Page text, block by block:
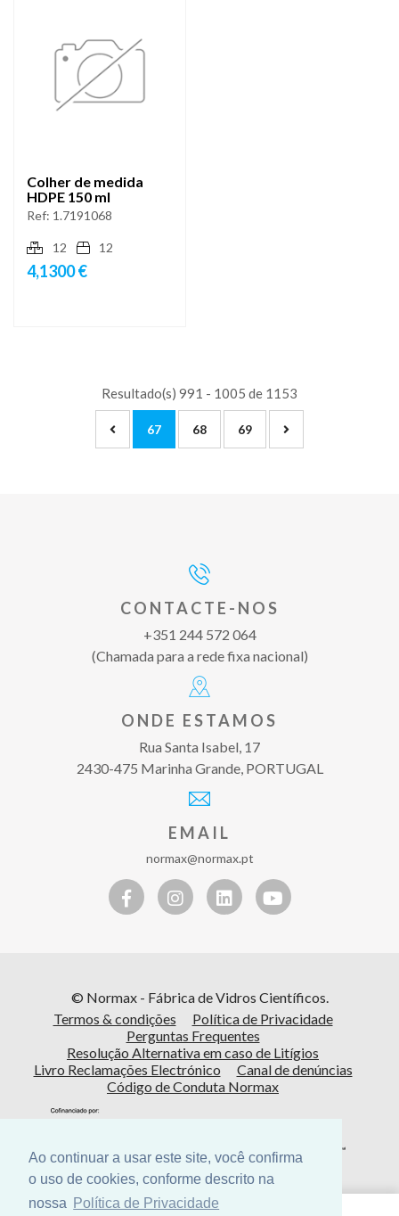
Ao continuar a usar este site, você confirma
o uso de cookies, conforme descrito na
nossa
Política de Privacidade
Colher de medida
HDPE 150 ml
Ref: 1.7191068
12 12
4,1300 €
Resultado(s) 991 - 1005 de 1153
67 68 69
CONTACTE-NOS
+351 244 572 064
(Chamada para a rede fixa nacional)
ONDE ESTAMOS
Rua Santa Isabel, 17
2430-475 Marinha Grande, PORTUGAL
EMAIL
normax@normax.pt
© Normax - Fábrica de Vidros Científicos.
Termos & condições
Política de Privacidade
Perguntas Frequentes
Resolução Alternativa em caso de Litígios
Livro Reclamações Electrónico
Canal de denúncias
Código de Conduta Normax